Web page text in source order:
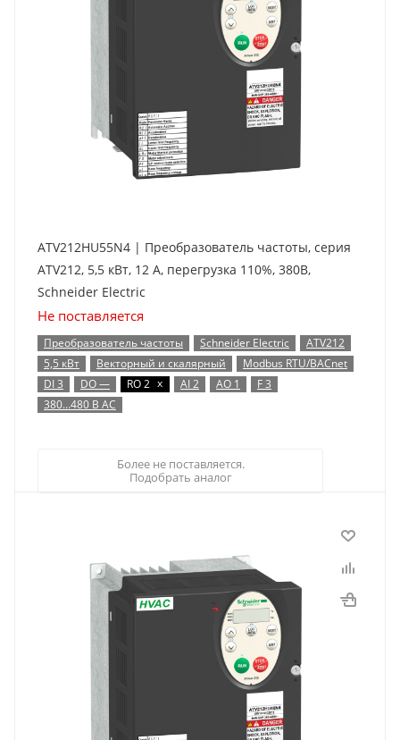
ATV212HU55N4 | Преобразователь частоты, серия
ATV212, 5,5 кВт, 12 А, перегрузка 110%, 380B,
Schneider Electric
Не поставляется
Преобразователь частоты Schneider Electric
ATV212
5,5 кВт
Векторный и скалярный
Modbus RTU/BACnet
DI 3
DO — RO 2 x AI 2 AO 1
F 3
380…480 В AC
Более не поставляется.
Подобрать аналог